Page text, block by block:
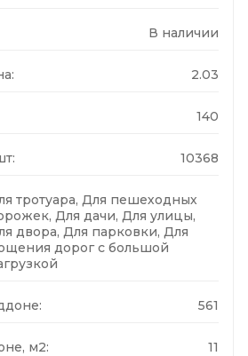
В наличии
2.03
140
10368
тротуара, Для пешеходных
Для дачи, Для улицы,
двора, Для парковки, Для
дорог с большой
561
м2: 11